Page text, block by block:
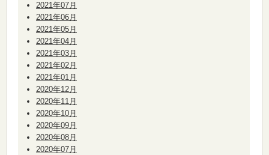
2021年07月
2021年06月
2021年05月
2021年04月
2021年03月
2021年02月
2021年01月
2020年12月
2020年11月
2020年10月
2020年09月
2020年08月
2020年07月